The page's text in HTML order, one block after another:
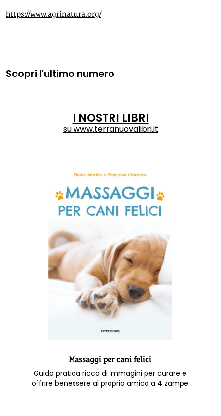
https://www.agrinatura.org/
Scopri l'ultimo numero
I NOSTRI LIBRI
suwww.terranuovalibri.it
Massaggi per cani felici
Guida pratica ricca di immagini per curare e
offrire benessere al proprio amico a 4 zampe